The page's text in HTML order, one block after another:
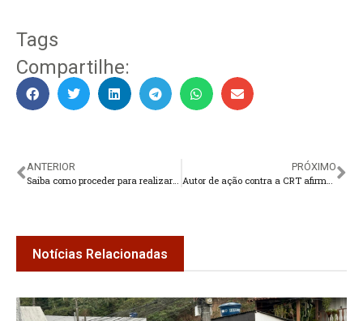
Tags
Compartilhe:
ANTERIOR
PRÓXIMO
Notícias Relacionadas